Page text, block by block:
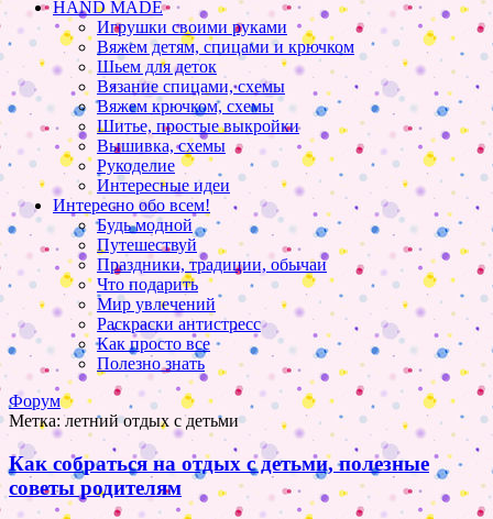
HAND MADE
Игрушки своими руками
Вяжем детям, спицами и крючком
Шьем для деток
Вязание спицами, схемы
Вяжем крючком, схемы
Шитье, простые выкройки
Вышивка, схемы
Рукоделие
Интересные идеи
Интересно обо всем!
Будь модной
Путешествуй
Праздники, традиции, обычаи
Что подарить
Мир увлечений
Раскраски антистресс
Как просто все
Полезно знать
Форум
Метка:летний отдых с детьми
Как собраться на отдых с детьми, полезные
советы родителям